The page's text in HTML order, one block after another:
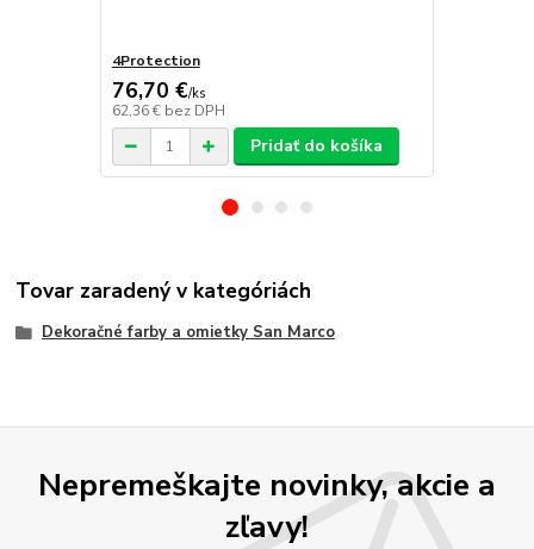
4Protection
76,70 €/ks
62,36 € bez DPH
Pridať do košíka
Tovar zaradený v kategóriách
Dekoračné farby a omietky San Marco
Nepremeškajte novinky, akcie a
zľavy!